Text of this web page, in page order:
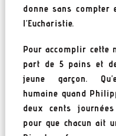
donne sans compter
l’Eucharistie.
Pour accomplir cette
part de 5 pains et
jeune garçon.
humaine quand
deux cents
pour que chacun ait